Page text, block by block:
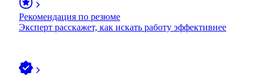
Рекомендация по резюме
Эксперт расскажет, как искать работу эффективнее